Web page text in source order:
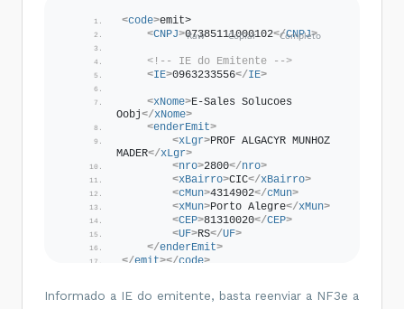
<code>emit>
<CNPJ>07385111000102</CNPJ>
<!-- IE do Emitente -->
<IE>0963233556</IE>
<xNome>E-Sales Solucoes
Oobj</xNome>
<enderEmit>
<xLgr>PROF ALGACYR MUNHOZ
MADER</xLgr>
<nro>2800</nro>
<xBairro>CIC</xBairro>
<cMun>4314902</cMun>
<xMun>Porto Alegre</xMun>
<CEP>81310020</CEP>
<UF>RS</UF>
</enderEmit>
</emit></code>
Informado a IE do emitente, basta reenviar a NF3e a